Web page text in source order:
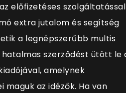
előfizetéses szolgáltatással
extra jutalom és segítség
a legnépszerűbb multis
szerződést ütött le
amelynek
az idézők. Ha van